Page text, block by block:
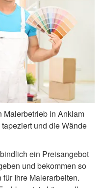
Malerbetrieb in Anklam
und die Wände
ein Preisangebot
und bekommen so
Ihre Malerarbeiten.